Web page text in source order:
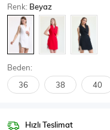
Body
SPOR GİYİM
Renk: Beyaz
Beden:
36 38 40
Hızlı Teslimat